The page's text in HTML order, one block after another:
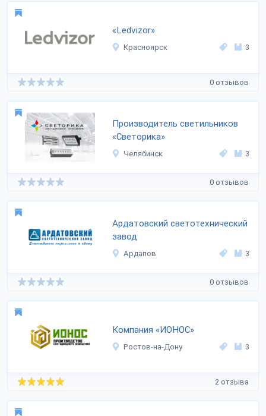
«Ledvizor»
Красноярск 3
0 отзывов
Производитель светильников
«Светорика»
Челябинск 3
0 отзывов
Ардатовский светотехнический
завод
Ардапов 3
0 отзывов
Компания «ИОНОС»
Ростов-на-Дону 3
2 отзыва